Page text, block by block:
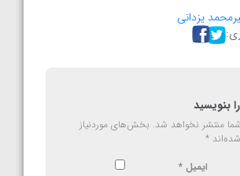
یزدانی
بنویسید
منتشر نخواهد شد. بخش‌های موردنیاز
*
ایمیل *